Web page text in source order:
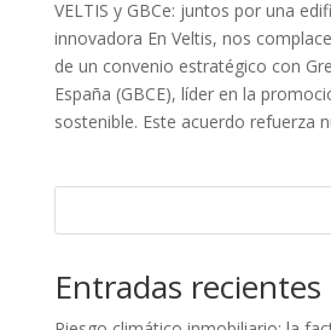
VELTIS y GBCe: juntos por una
innovadora En Veltis, nos
de un convenio estratégico con
España (GBCE), líder en la
sostenible. Este acuerdo refuerza
Entradas recientes